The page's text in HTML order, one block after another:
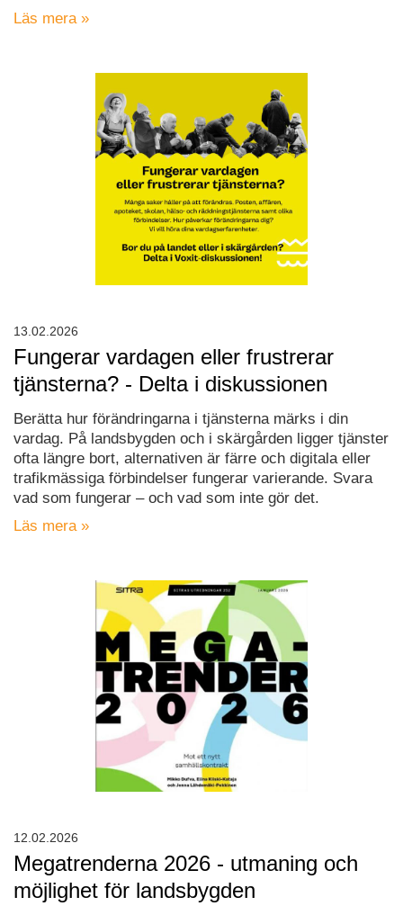
Läs mera »
Fungerar vardagen eller frustrerar
tjänsterna? - Delta i diskussionen
Berätta hur förändringarna i tjänsterna märks i din
vardag. På landsbygden och i skärgården ligger tjänster
ofta längre bort, alternativen är färre och digitala eller
trafikmässiga förbindelser fungerar varierande. Svara
vad som fungerar – och vad som inte gör det.
Läs mera »
13.02.2026
Megatrenderna 2026 - utmaning och
möjlighet för landsbygden
12.02.2026